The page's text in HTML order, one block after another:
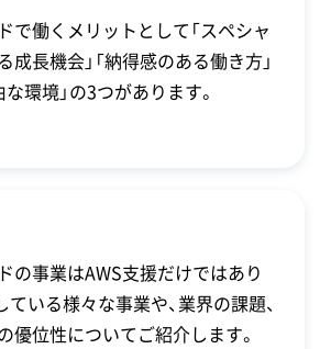
で働くメリットとして「スペシャ
成長機会」「納得感のある働き方」
な環境」の3つがあります。
の事業はAWS支援だけではあり
ている様々な事業や、業界の課題、
優位性についてご紹介します。